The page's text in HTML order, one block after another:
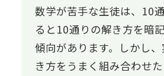
数学が苦手な生徒は、10
ると10通りの解き方を暗
傾向があります。しかし
き方をうまく組み合わせ